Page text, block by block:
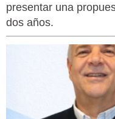
presentar una
dos años.